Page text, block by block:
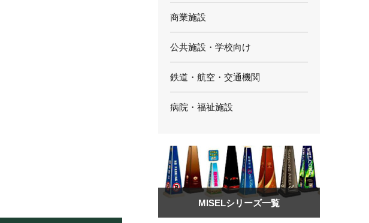
商業施設
公共施設・学校向け
鉄道・航空・交通機関
病院・福祉施設
MISELシリーズ一覧